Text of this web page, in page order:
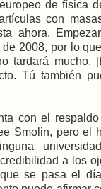
de física
con
ahora.
2008, por lo
tardará mucho.
Tú también
con el
Smolin, pero el
a los
se pasa el